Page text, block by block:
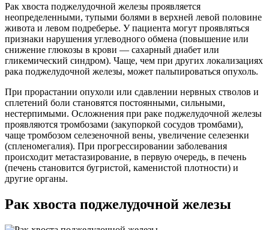
Рак хвоста поджелудочной железы проявляется
неопределенными, тупыми болями в верхней левой половине
живота и левом подреберье. У пациента могут проявляться
признаки нарушения углеводного обмена (повышение или
снижение глюкозы в крови — сахарный диабет или
гликемический синдром). Чаще, чем при других локализациях
рака поджелудочной железы, может пальпироваться опухоль.
При прорастании опухоли или сдавлении нервных стволов и
сплетений боли становятся постоянными, сильными,
нестерпимыми. Осложнения при раке поджелудочной железы
проявляются тромбозами (закупоркой сосудов тромбами),
чаще тромбозом селезеночной вены, увеличение селезенки
(спленомегалия). При прогрессировании заболевания
происходит метастазирование, в первую очередь, в печень
(печень становится бугристой, каменистой плотности) и
другие органы.
Рак хвоста поджелудочной железы